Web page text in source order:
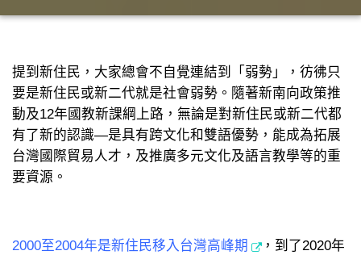
提到新住民，大家總會不自覺連結到「弱勢」，彷彿只
要是新住民或新二代就是社會弱勢。隨著新南向政策推
動及12年國教新課綱上路，無論是對新住民或新二代都
有了新的認識―是具有跨文化和雙語優勢，能成為拓展
台灣國際貿易人才，及推廣多元文化及語言教學等的重
要資源。
2000至2004年是新住民移入台灣高峰期
，到了2020年